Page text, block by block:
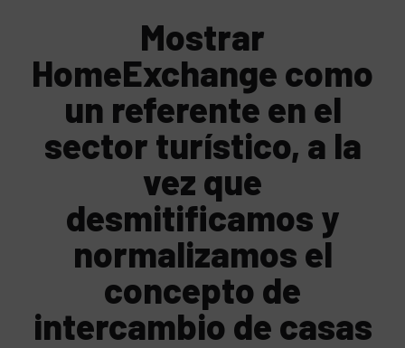
Mostrar
HomeExchange como
un referente en el
sector turístico, a la
vez que
desmitificamos y
normalizamos el
concepto de
intercambio de casas